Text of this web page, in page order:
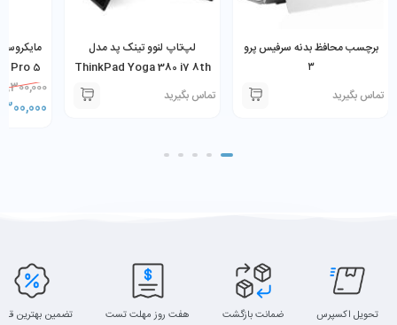
13.5 اینچ PixelSense با وضوح 3000×2000 و پشتیبانی از لمس و
وزن:1.5 کیلوگرم (در حالت لپ‌تاپ)
برچسب محافظ بدنه سرفیس پرو
۳
تماس بگیرید
لپ‌تاپ لنوو تینک پد مدل
ThinkPad Yoga 380 i7 8th
8GB 256SSD 13.3″تماس بگیرید
Pro 5
تحویل اکسپرس ضمانت بازگشت هفت روز مهلت تست تضمین بهترین